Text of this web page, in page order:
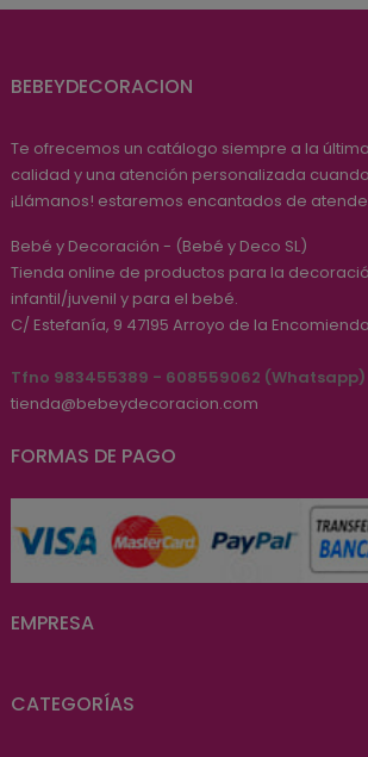
BEBEYDECORACION
Te ofrecemos un catálogo siempre a la
calidad y una atención personalizada
¡Llámanos! estaremos encantados de
Bebé y Decoración - (Bebé y Deco SL)
Tienda online de productos para la
infantil/juvenil y para el bebé.
C/ Estefanía, 9 47195 Arroyo de la
Tfno 983455389 - 608559062 (Whatsapp)
tienda@bebeydecoracion.com
FORMAS DE PAGO
EMPRESA
CATEGORÍAS